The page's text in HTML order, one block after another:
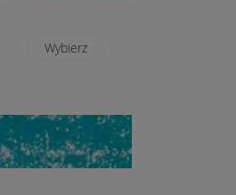
Wybierz